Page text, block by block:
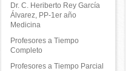
Dr. C. Heriberto Rey García
Álvarez, PP-1er año
Medicina
Profesores a Tiempo
Completo
Profesores a Tiempo Parcial